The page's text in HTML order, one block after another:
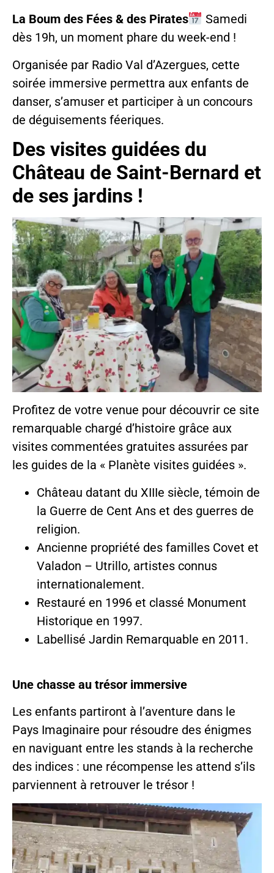
La Boum des Fées & des Pirates
Samedi
dès 19h, un moment phare du week-end !
Organisée par Radio Val d’Azergues, cette
soirée immersive permettra aux enfants de
danser, s’amuser et participer à un concours
de déguisements féeriques.
Des visites guidées du
Château de Saint-Bernard et
de ses jardins !
Profitez de votre venue pour découvrir ce site
remarquable chargé d’histoire grâce aux
visites commentées gratuites assurées par
les guides de la « Planète visites guidées ».
Château datant du XIIIe siècle, témoin de
la Guerre de Cent Ans et des guerres de
religion.
Ancienne propriété des familles Covet et
Valadon – Utrillo, artistes connus
internationalement.
Restauré en 1996 et classé Monument
Historique en 1997.
Labellisé Jardin Remarquable en 2011.
Une chasse au trésor immersive
Les enfants partiront à l’aventure dans le
Pays Imaginaire pour résoudre des énigmes
en naviguant entre les stands à la recherche
des indices : une récompense les attend s’ils
parviennent à retrouver le trésor !